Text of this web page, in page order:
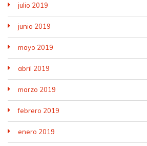
julio 2019
junio 2019
mayo 2019
abril 2019
marzo 2019
febrero 2019
enero 2019